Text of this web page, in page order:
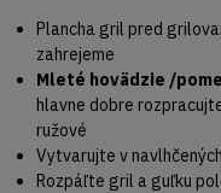
Plancha gril pred
zahrejeme
Mleté hovädzie /
hlavne dobre
ružové
Vytvarujte v
Rozpáľte gril a guľku